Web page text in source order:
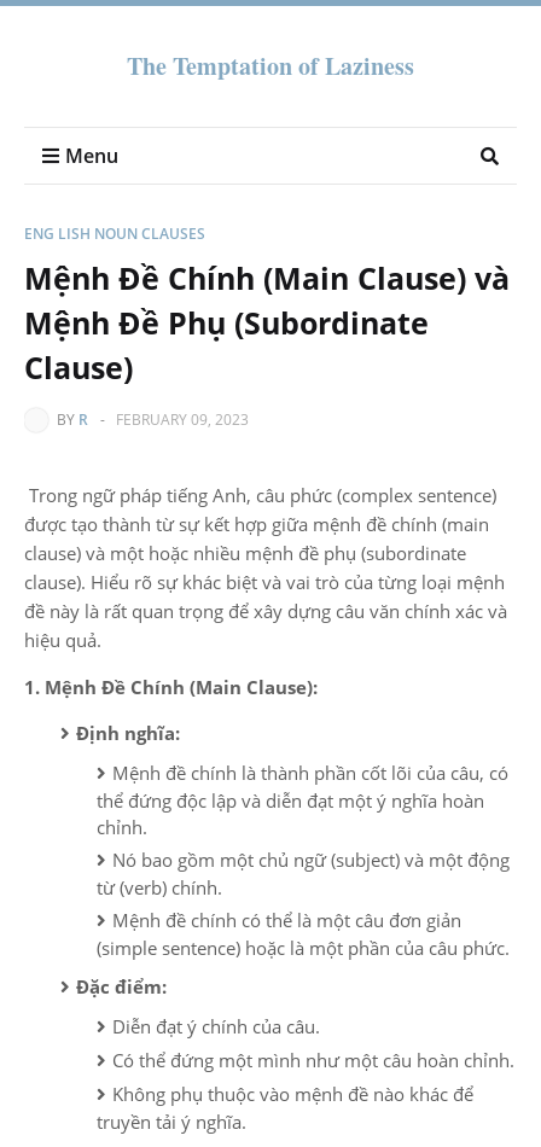
The Temptation of Laziness
Menu
ENG LISH NOUN CLAUSES
Mệnh Đề Chính (Main Clause) và
Mệnh Đề Phụ (Subordinate
Clause)
BY R - FEBRUARY 09, 2023
Trong ngữ pháp tiếng Anh, câu phức (complex sentence)
được tạo thành từ sự kết hợp giữa mệnh đề chính (main
clause) và một hoặc nhiều mệnh đề phụ (subordinate
clause). Hiểu rõ sự khác biệt và vai trò của từng loại mệnh
đề này là rất quan trọng để xây dựng câu văn chính xác và
hiệu quả.
1. Mệnh Đề Chính (Main Clause):
Định nghĩa:
Mệnh đề chính là thành phần cốt lõi của câu, có
thể đứng độc lập và diễn đạt một ý nghĩa hoàn
chỉnh.
Nó bao gồm một chủ ngữ (subject) và một động
từ (verb) chính.
Mệnh đề chính có thể là một câu đơn giản
(simple sentence) hoặc là một phần của câu phức.
Đặc điểm:
Diễn đạt ý chính của câu.
Có thể đứng một mình như một câu hoàn chỉnh.
Không phụ thuộc vào mệnh đề nào khác để
truyền tải ý nghĩa.